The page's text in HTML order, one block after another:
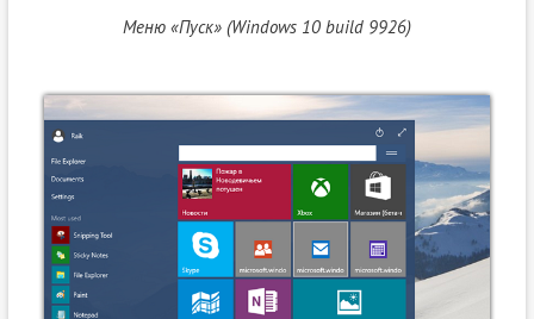
Меню «Пуск» (Windows 10 build 9926)